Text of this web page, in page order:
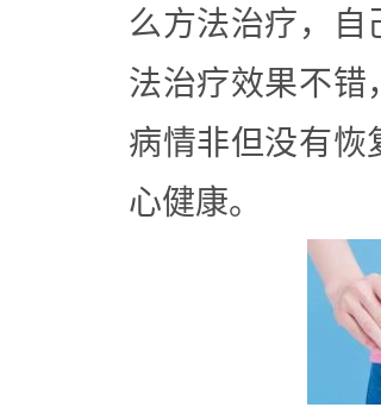
么方法治疗，自
法治疗效果不错
病情非但没有恢
心健康。